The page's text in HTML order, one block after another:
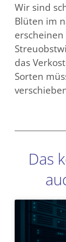
Wir sind
Blüten im
das
Sorten
Das